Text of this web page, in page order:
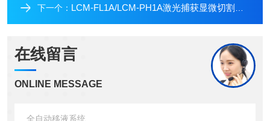
下一个： LCM-FL1A/LCM-PH1A激光捕获显微切割系统
在线留言
ONLINE MESSAGE